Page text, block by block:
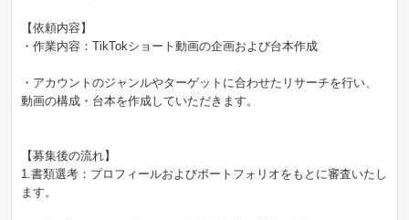
【依頼内容】
・作業内容：TikTokショート動画の企画および台本作成
・アカウントのジャンルやターゲットに合わせたリサーチを行い、
動画の構成・台本を作成していただきます。
【募集後の流れ】
1.書類選考：プロフィールおよびポートフォリオをもとに審査いたし
ます。